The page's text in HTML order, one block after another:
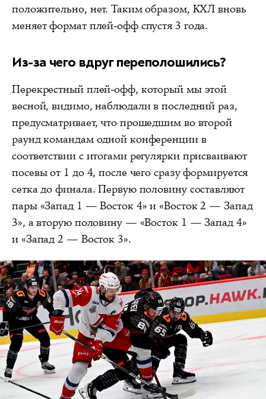
положительно, нет. Таким образом, КХЛ вновь
меняет формат плей-офф спустя 3 года.
Из-за чего вдруг переполошились?
Перекрестный плей-офф, который мы этой
весной, видимо, наблюдали в последний раз,
предусматривает, что прошедшим во второй
раунд командам одной конференции в
соответствии с итогами регулярки присваивают
посевы от 1 до 4, после чего сразу формируется
сетка до финала. Первую половину составляют
пары «Запад 1 — Восток 4» и «Восток 2 — Запад
3», а вторую половину — «Восток 1 — Запад 4»
и «Запад 2 — Восток 3».